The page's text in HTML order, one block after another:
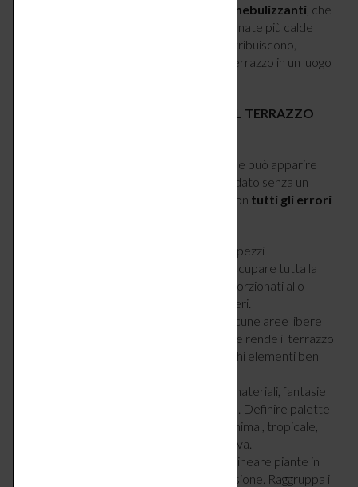
ventilatori con sistemi nebulizzanti , che
permettono di rinfrescarsi durante le giornate più calde
senza occupare troppo spazio e che contribuiscono,
seppur nel loro piccolo, a trasformare il terrazzo in un luogo
GLI ERRORI CHE FANNO SEMBRARE IL TERRAZZO
Perfino un terrazzo di dimensioni generose può apparire
caotico e poco accogliente se viene arredato senza un
progetto preciso. Ecco un promemoria con tutti gli errori
: pezzi
sovradimensionati finiscono per occupare tutta la
superficie. Privilegia elementi proporzionati allo
spazio e lascia sempre percorsi liberi.
: lasciare alcune aree libere
migliora la percezione dello spazio e rende il terrazzo
più arioso e accogliente. Scegli pochi elementi ben
: materiali, fantasie
e tonalità diverse creano disordine. Definire palette
cromatica e stile (per esempio: minimal, tropicale,
mediterraneo) genera armonia visiva.
: allineare piante in
modo casuale può generare confusione. Raggruppa i